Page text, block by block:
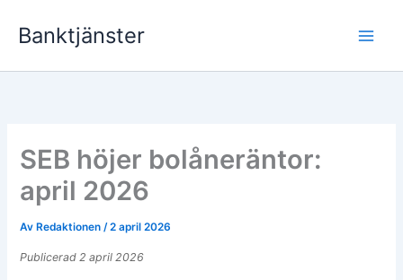
Banktjänster
SEB höjer bolåneräntor:
april 2026
Av Redaktionen/2 april 2026
Publicerad 2 april 2026